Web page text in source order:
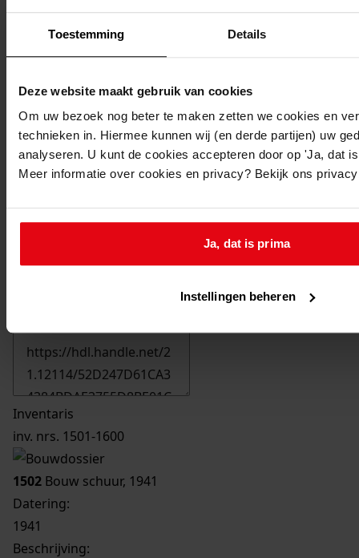
Toestemming Details
Deze website maakt gebruik van cookies
Om uw bezoek nog beter te maken zetten we cookies en
technieken in. Hiermee kunnen wij (en derde partijen) uw
analyseren. U kunt de cookies accepteren door op 'Ja, dat
Meer informatie over cookies en privacy? Bekijk ons
Ja, dat is prima
Instellingen beheren
Inventaris
inv. nrs. 1501-1600
1502 Bouw schuur, 1941
Datering:
1941
Beschrijving: